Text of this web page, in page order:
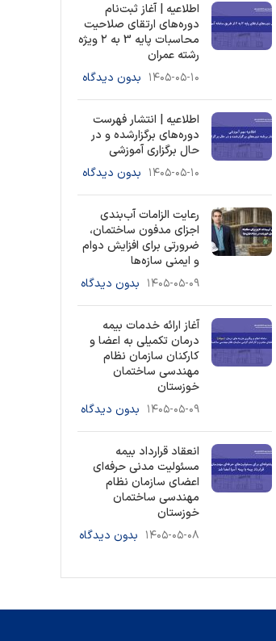
اطلاعیه | آغاز ثبت‌نام
دوره‌های ارتقای صلاحیت
محاسبات پایه 3 به ۲ ویژه
رشته عمران
۱۴۰۵-۰۵-۱۰ بدون دیدگاه
اطلاعیه | انتشار فهرست
دوره‌های برگزارشده و در
حال برگزاری آموزشی
۱۴۰۵-۰۵-۱۰ بدون دیدگاه
رعایت الزامات آب‌بندی
اجزای مدفون ساختمان،
ضرورتی برای افزایش دوام
و ایمنی سازه‌ها
۱۴۰۵-۰۵-۰۹ بدون دیدگاه
آغاز ارائه خدمات بیمه
درمان تکمیلی به اعضا و
کارکنان سازمان نظام
مهندسی ساختمان
خوزستان
۱۴۰۵-۰۵-۰۹ بدون دیدگاه
انعقاد قرارداد بیمه
مسئولیت مدنی حرفه‌ای
اعضای سازمان نظام
مهندسی ساختمان
خوزستان
۱۴۰۵-۰۵-۰۸ بدون دیدگاه